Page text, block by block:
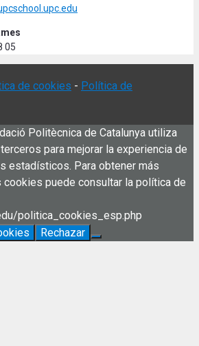
05
de cookies - Política de
Politècnica de Catalunya utiliza
para mejorar la experiencia de
estadísticos. Para obtener más
puede consultar la política de
politica_cookies_esp.php
Rechazar